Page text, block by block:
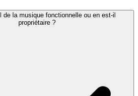
de la musique fonctionnelle ou en est-il
propriétaire ?